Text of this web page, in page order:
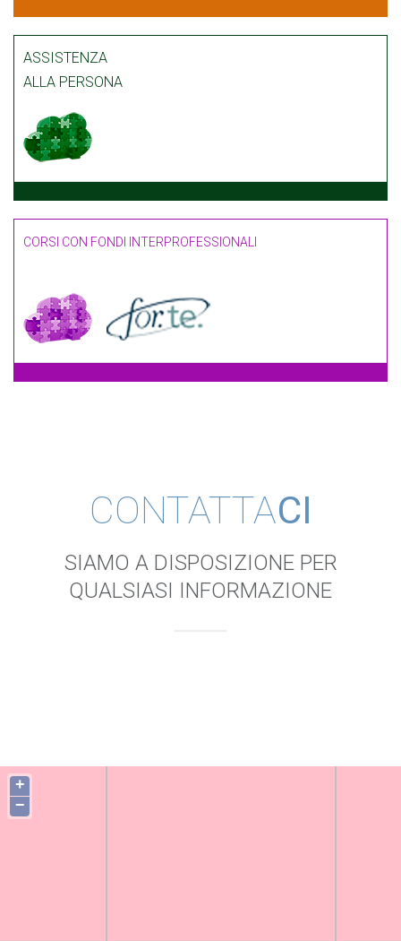
ASSISTENZA
ALLA PERSONA
CORSI CON FONDI INTERPROFESSIONALI
CONTATTACI
SIAMO A DISPOSIZIONE PER
QUALSIASI INFORMAZIONE
+
−